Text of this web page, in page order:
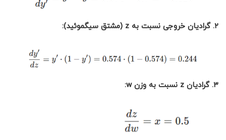
۲. گرادیان خروجی نسبت به z (مشتق سیگموئید):
۳. گرادیان z نسبت به وزن w: